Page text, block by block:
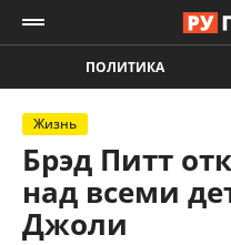
ПОЛИТИКА
Жизнь
Брэд Питт
над всеми
Джоли